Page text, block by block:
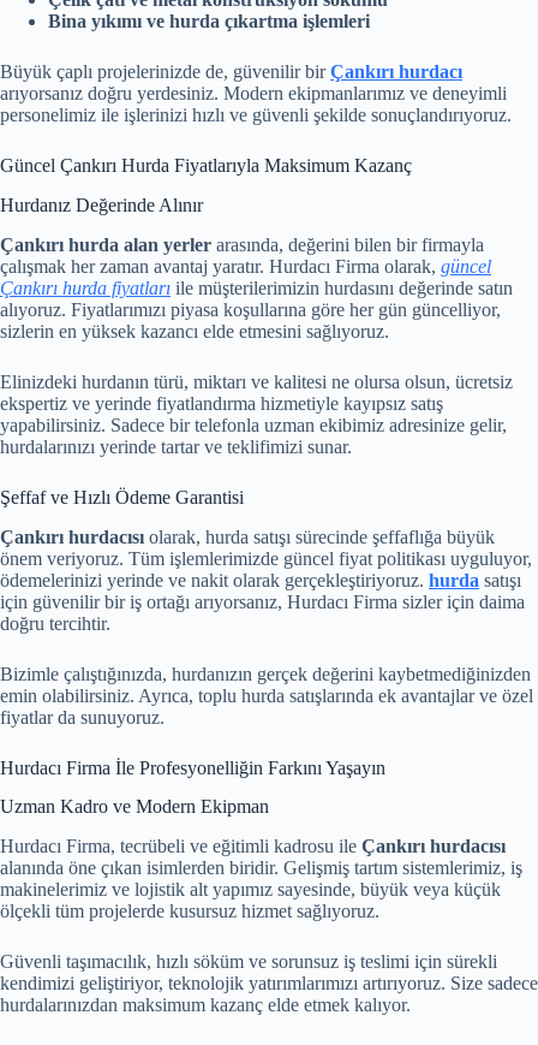
Bina yıkımı ve hurda çıkartma işlemleri
Büyük çaplı projelerinizde de, güvenilir birÇankırı hurdacı
arıyorsanız doğru yerdesiniz. Modern ekipmanlarımız ve deneyimli
personelimiz ile işlerinizi hızlı ve güvenli şekilde sonuçlandırıyoruz.
Güncel Çankırı Hurda Fiyatlarıyla Maksimum Kazanç
Hurdanız Değerinde Alınır
Çankırı hurda alan yerler arasında, değerini bilen bir firmayla
çalışmak her zaman avantaj yaratır. Hurdacı Firma olarak, güncel
Çankırı hurda fiyatları ile müşterilerimizin hurdasını değerinde satın
alıyoruz. Fiyatlarımızı piyasa koşullarına göre her gün güncelliyor,
sizlerin en yüksek kazancı elde etmesini sağlıyoruz.
Elinizdeki hurdanın türü, miktarı ve kalitesi ne olursa olsun, ücretsiz
ekspertiz ve yerinde fiyatlandırma hizmetiyle kayıpsız satış
yapabilirsiniz. Sadece bir telefonla uzman ekibimiz adresinize gelir,
hurdalarınızı yerinde tartar ve teklifimizi sunar.
Şeffaf ve Hızlı Ödeme Garantisi
Çankırı hurdacısı olarak, hurda satışı sürecinde şeffaflığa büyük
önem veriyoruz. Tüm işlemlerimizde güncel fiyat politikası uyguluyor,
ödemelerinizi yerinde ve nakit olarak gerçekleştiriyoruz. hurda satışı
için güvenilir bir iş ortağı arıyorsanız, Hurdacı Firma sizler için daima
doğru tercihtir.
Bizimle çalıştığınızda, hurdanızın gerçek değerini kaybetmediğinizden
emin olabilirsiniz. Ayrıca, toplu hurda satışlarında ek avantajlar ve özel
fiyatlar da sunuyoruz.
Hurdacı Firma İle Profesyonelliğin Farkını Yaşayın
Uzman Kadro ve Modern Ekipman
Hurdacı Firma, tecrübeli ve eğitimli kadrosu ile Çankırı hurdacısı
alanında öne çıkan isimlerden biridir. Gelişmiş tartım sistemlerimiz, iş
makinelerimiz ve lojistik alt yapımız sayesinde, büyük veya küçük
ölçekli tüm projelerde kusursuz hizmet sağlıyoruz.
Güvenli taşımacılık, hızlı söküm ve sorunsuz iş teslimi için sürekli
kendimizi geliştiriyor, teknolojik yatırımlarımızı artırıyoruz. Size sadece
hurdalarınızdan maksimum kazanç elde etmek kalıyor.